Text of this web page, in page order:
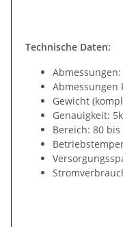
Technische Daten:
Abmessungen
Gewicht
Genauigkeit:
Bereich: 80